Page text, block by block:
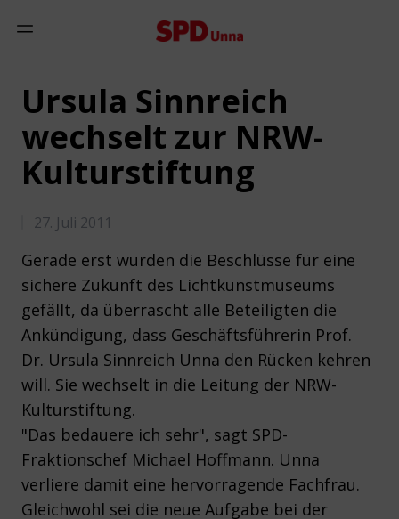
Mobiles Menü anzeigen
Ursula Sinnreich
wechselt zur NRW-
Kulturstiftung
27. Juli 2011
Gerade erst wurden die Beschlüsse für eine
sichere Zukunft des Lichtkunstmuseums
gefällt, da überrascht alle Beteiligten die
Ankündigung, dass Geschäftsführerin Prof.
Dr. Ursula Sinnreich Unna den Rücken kehren
will. Sie wechselt in die Leitung der NRW-
Kulturstiftung.
"Das bedauere ich sehr", sagt SPD-
Fraktionschef Michael Hoffmann. Unna
verliere damit eine hervorragende Fachfrau.
Gleichwohl sei die neue Aufgabe bei der